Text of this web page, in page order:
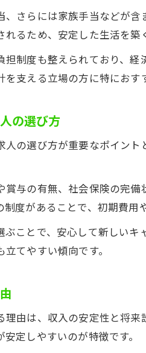
求人で正社員になるメリッ
入を実現する軽貨物求人の
求人で正社員雇用を選ぶべ
安定する軽貨物求人の魅力
きやすい軽貨物ドライバー求
すさ重視の軽貨物求人を寄
で人気の軽貨物ドライバー
求人で長く続けられる職場
すい軽貨物求人を見極める
厚生が魅力の軽貨物ドライバ
求人で受けられる手当や制度
生に強みがある軽貨物求人の
求人で注目される手当とメリ
さらには家族手当などが
るため、安定した生活を築
制度も整えられており、
支える立場の方に特におす
の選び方
の選び方が重要なポイン
与の有無、社会保険の完
度があることで、初期費用
ことで、安心して新しい
てやすい傾向です。
由は、収入の安定性と将
定しやすいのが特徴です。